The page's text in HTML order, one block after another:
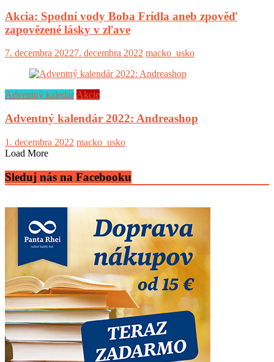
Akcia: Spodní vody Boba Frídla aneb zpověď
zapovězené lásky v zľave
7. decembra 20227. decembra 2022 macko_usko
Adventný kaledár Akcie
Adventný kalendár 2022: Andreashop
1. decembra 2022 macko_usko
Load More
Sleduj nás na Facebooku